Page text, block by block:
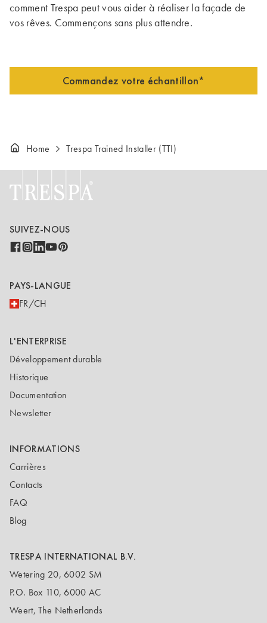
comment Trespa peut vous aider à réaliser la façade de
vos rêves. Commençons sans plus attendre.
Commandez votre échantillon*
Home Trespa Trained Installer (TTI)
SUIVEZ-NOUS
PAYS-LANGUE
FR/CH
L'ENTERPRISE
Développement durable
Historique
Documentation
Newsletter
INFORMATIONS
Carrières
Contacts
FAQ
Blog
TRESPA INTERNATIONAL B.V.
Wetering 20, 6002 SM
P.O. Box 110, 6000 AC
Weert, The Netherlands